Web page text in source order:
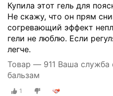
Купила этот гель для
Не скажу, что он прям
согревающий эффект
гели не люблю. Если
легче.
Товар — 911 Ваша служба
бальзам
1